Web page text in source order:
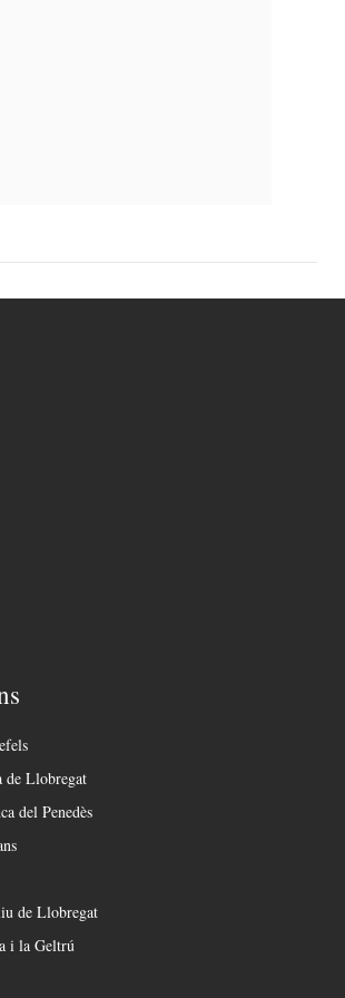
de Llobregat
del Penedès
de Llobregat
i la Geltrú